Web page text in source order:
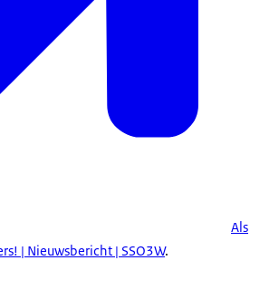
Als
| Nieuwsbericht | SSO3W.